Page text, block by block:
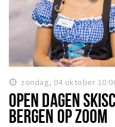
zondag, 04 oktober
OPEN DAGEN
BERGEN OP ZOOM